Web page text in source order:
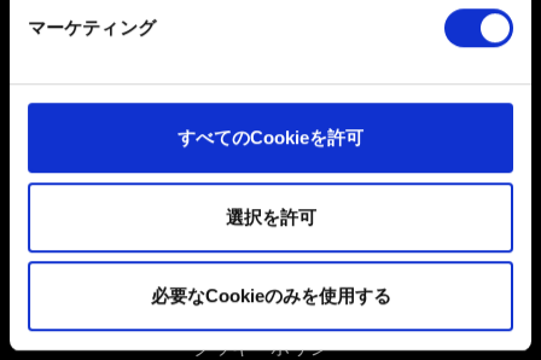
だくために必要なものです。その他のCookieは、ウェブ
サイトの品質向上のために、オプションとして技術的お
た、ソーシャルメディア上などでお客様が興味を持ちそ
うなコンテンツをお届けするために、一部のCookieをパ
これらのオプションが有効になることはありません。
細は、下記の「設定」メニューでご確認ください。
マーケティング
すべてのCookieを許可
選択を許可
必要なCookieのみを使用する
日本語
ユーザー同意書
プライバシーポリシー
クッキーポリシー